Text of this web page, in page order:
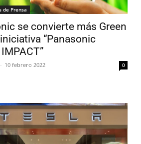
de Prensa
se convierte más Green
“Panasonic
- 10 febrero 2022 0